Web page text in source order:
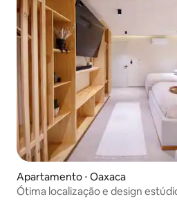
Apartamento ⋅ Oaxaca
Ótima localização e design